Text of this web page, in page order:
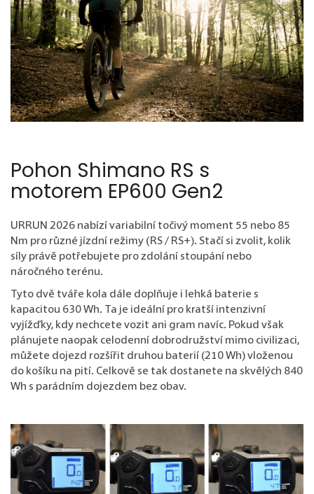
Pohon Shimano RS s
motorem EP600 Gen2
URRUN 2026 nabízí variabilní točivý moment 55 nebo 85
Nm pro různé jízdní režimy (RS / RS+). Stačí si zvolit, kolik
síly právě potřebujete pro zdolání stoupání nebo
náročného terénu.
Tyto dvě tváře kola dále doplňuje i lehká baterie s
kapacitou 630 Wh. Ta je ideální pro kratší intenzivní
vyjížďky, kdy nechcete vozit ani gram navíc. Pokud však
plánujete naopak celodenní dobrodružství mimo civilizaci,
můžete dojezd rozšířit druhou baterií (210 Wh) vloženou
do košíku na pití. Celkově se tak dostanete na skvělých 840
Wh s parádním dojezdem bez obav.